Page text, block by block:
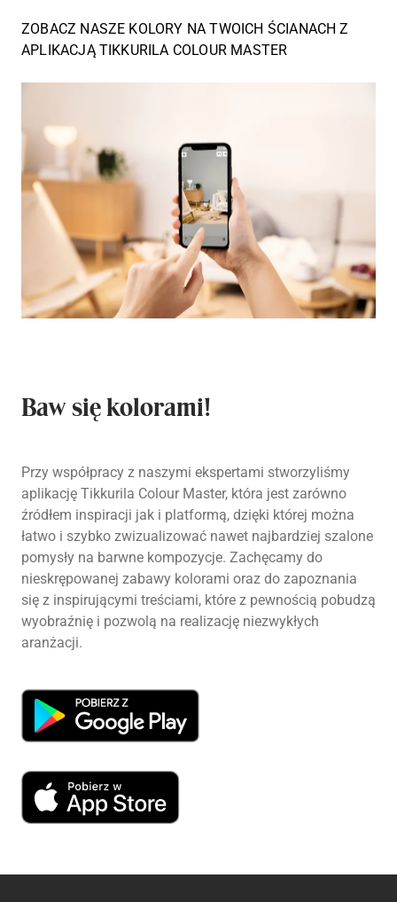
ZOBACZ NASZE KOLORY NA TWOICH ŚCIANACH Z
APLIKACJĄ TIKKURILA COLOUR MASTER
Baw się kolorami!
Przy współpracy z naszymi ekspertami stworzyliśmy
aplikację Tikkurila Colour Master, która jest zarówno
źródłem inspiracji jak i platformą, dzięki której można
łatwo i szybko zwizualizować nawet najbardziej szalone
pomysły na barwne kompozycje. Zachęcamy do
nieskrępowanej zabawy kolorami oraz do zapoznania
się z inspirującymi treściami, które z pewnością pobudzą
wyobraźnię i pozwolą na realizację niezwykłych
aranżacji.